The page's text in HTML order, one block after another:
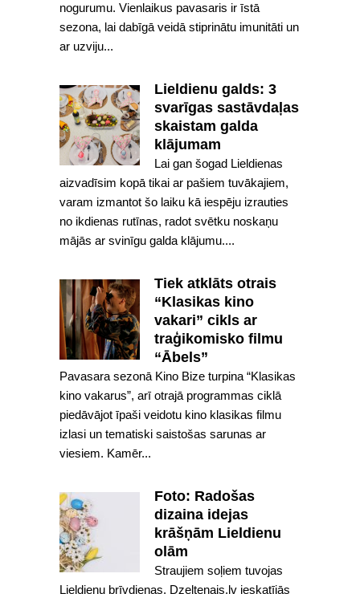
nogurumu. Vienlaikus pavasaris ir īstā
sezona, lai dabīgā veidā stiprinātu imunitāti un
ar uzviju...
Lieldienu galds: 3
svarīgas sastāvdaļas
skaistam galda
klājumam
Lai gan šogad Lieldienas
aizvadīsim kopā tikai ar pašiem tuvākajiem,
varam izmantot šo laiku kā iespēju izrauties
no ikdienas rutīnas, radot svētku noskaņu
mājās ar svinīgu galda klājumu....
Tiek atklāts otrais
“Klasikas kino
vakari” cikls ar
traģikomisko filmu
“Ābels”
Pavasara sezonā Kino Bize turpina “Klasikas
kino vakarus”, arī otrajā programmas ciklā
piedāvājot īpaši veidotu kino klasikas filmu
izlasi un tematiski saistošas sarunas ar
viesiem. Kamēr...
Foto: Radošas
dizaina idejas
krāšņām Lieldienu
olām
Straujiem soļiem tuvojas
Lieldienu brīvdienas. Dzeltenais.lv ieskatījās